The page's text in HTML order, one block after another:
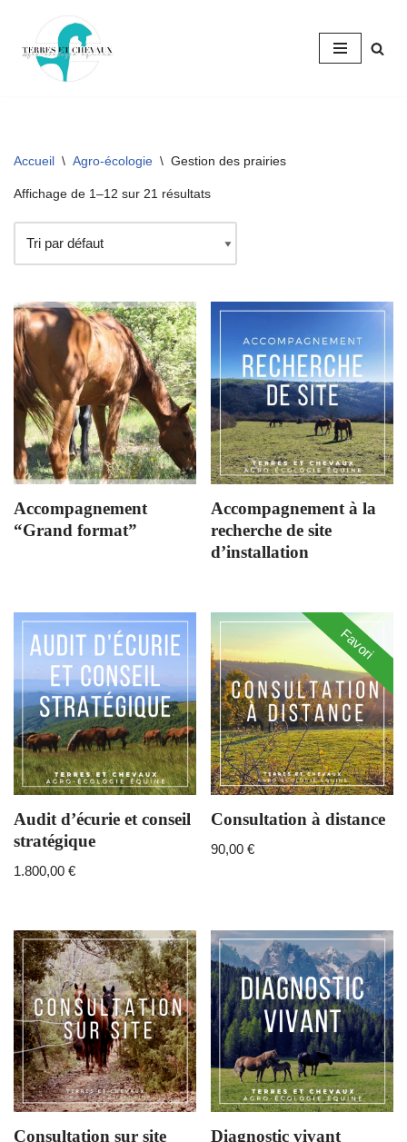
Aller
Accueil \ Agro-écologie \ Gestion des prairies
Affichage de 1–12 sur 21 résultats
Accompagnement
“Grand format”
Accompagnement à la
recherche de site
d’installation
Audit d’écurie et conseil
stratégique
1.800,00 €
Favori
Consultation à distance
90,00€
Consultation sur site Diagnostic vivant